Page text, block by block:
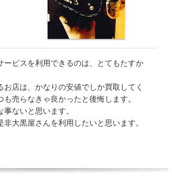
ービスを利用できるのは、とてもたすか
お店は、かなりの安値でしか買取してく
売らなきゃ良かったと後悔します。
ないと思います。
非大黒屋さんを利用したいと思います。